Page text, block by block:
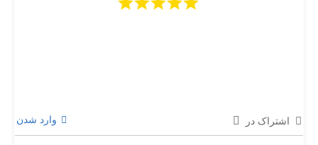
اشتراک در وارد شدن